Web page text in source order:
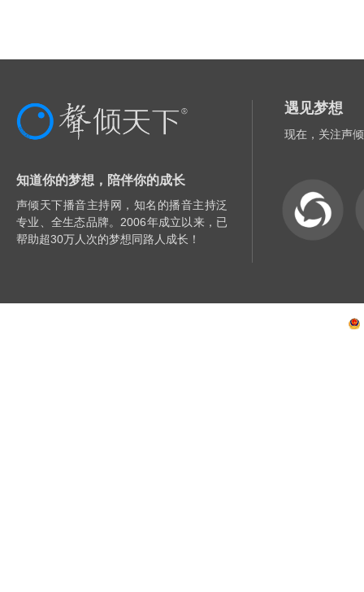
知道你的梦想，陪伴你的成长
声倾天下播音主持网，知名的播音主持泛
专业、全生态品牌。2006年成立以来，已
帮助超30万人次的梦想同路人成长！
遇见梦想
现在，关注声